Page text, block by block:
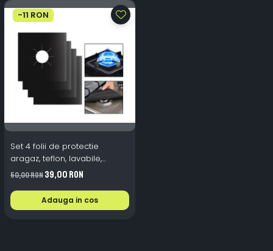
-11 RON
Set 4 folii de protectie
aragaz, teflon, lavabile,
reutilizabile, Negru/Gri
50,00 RON39,00 RON
Adauga in cos